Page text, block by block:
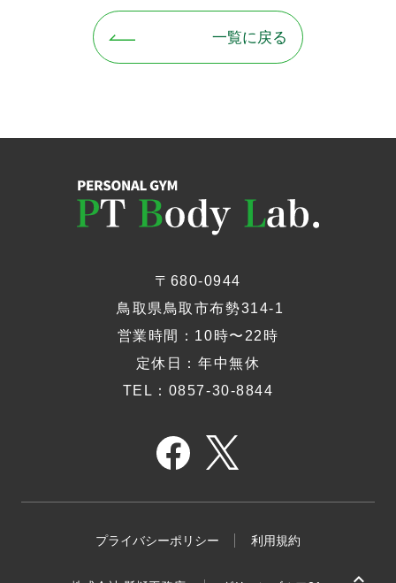
一覧に戻る
〒680-0944
​ 鳥取県鳥取市布勢314-1
​営業時間：10時〜22時
定休日：年中無休
TEL：0857-30-8844
プライバシーポリシー 利用規約